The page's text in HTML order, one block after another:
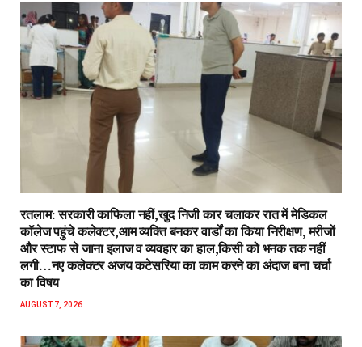
रतलाम: सरकारी काफिला नहीं,खुद निजी कार चलाकर रात में मेडिकल
कॉलेज पहुंचे कलेक्टर,आम व्यक्ति बनकर वार्डों का किया निरीक्षण, मरीजों
और स्टाफ से जाना इलाज व व्यवहार का हाल,किसी को भनक तक नहीं
लगी…नए कलेक्टर अजय कटेसरिया का काम करने का अंदाज बना चर्चा
का विषय
AUGUST 7, 2026